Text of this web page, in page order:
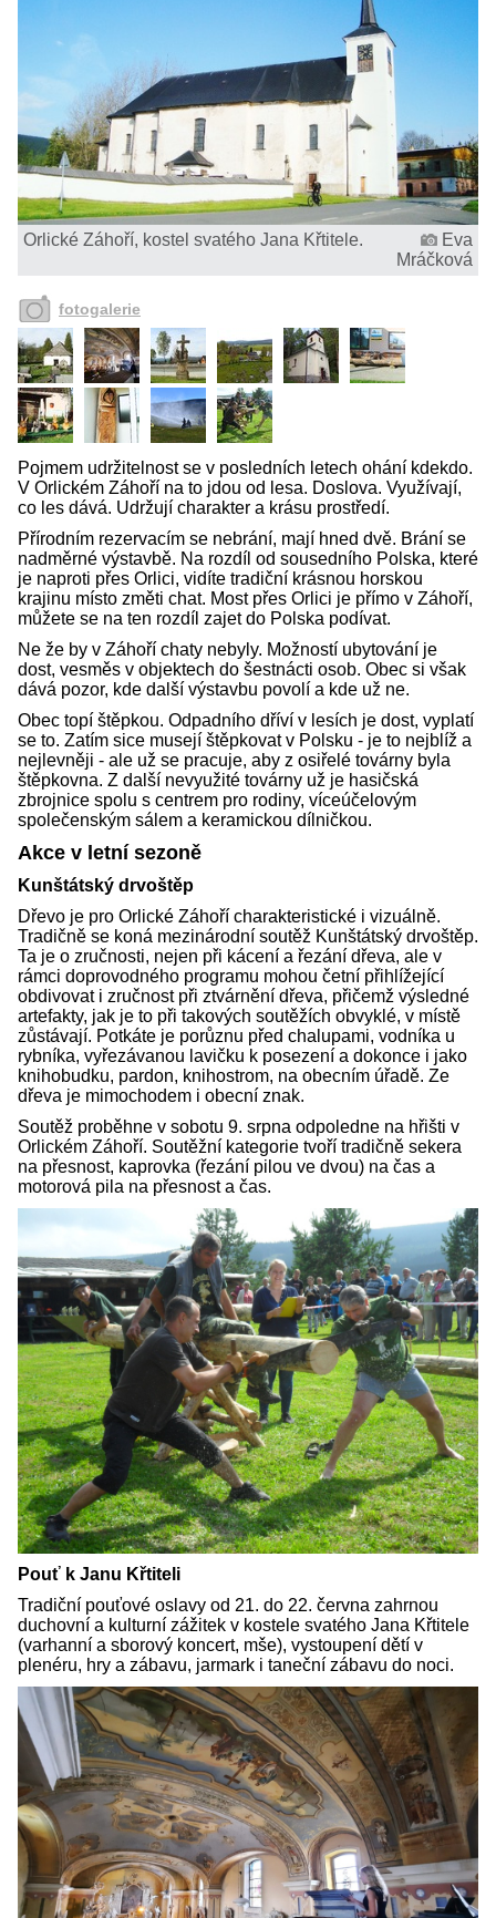
Orlické Záhoří, kostel svatého Jana Křtitele.
Eva
Mráčková
fotogalerie
Pojmem udržitelnost se v posledních letech ohání kdekdo.
V Orlickém Záhoří na to jdou od lesa. Doslova. Využívají,
co les dává. Udržují charakter a krásu prostředí.
Přírodním rezervacím se nebrání, mají hned dvě. Brání se
nadměrné výstavbě. Na rozdíl od sousedního Polska, které
je naproti přes Orlici, vidíte tradiční krásnou horskou
krajinu místo změti chat. Most přes Orlici je přímo v Záhoří,
můžete se na ten rozdíl zajet do Polska podívat.
Ne že by v Záhoří chaty nebyly. Možností ubytování je
dost, vesměs v objektech do šestnácti osob. Obec si však
dává pozor, kde další výstavbu povolí a kde už ne.
Obec topí štěpkou. Odpadního dříví v lesích je dost, vyplatí
se to. Zatím sice musejí štěpkovat v Polsku - je to nejblíž a
nejlevněji - ale už se pracuje, aby z osiřelé továrny byla
štěpkovna. Z další nevyužité továrny už je hasičská
zbrojnice spolu s centrem pro rodiny, víceúčelovým
společenským sálem a keramickou dílničkou.
Akce v letní sezoně
Kunštátský drvoštěp
Dřevo je pro Orlické Záhoří charakteristické i vizuálně.
Tradičně se koná mezinárodní soutěž Kunštátský drvoštěp.
Ta je o zručnosti, nejen při kácení a řezání dřeva, ale v
rámci doprovodného programu mohou četní přihlížející
obdivovat i zručnost při ztvárnění dřeva, přičemž výsledné
artefakty, jak je to při takových soutěžích obvyklé, v místě
zůstávají. Potkáte je porůznu před chalupami, vodníka u
rybníka, vyřezávanou lavičku k posezení a dokonce i jako
knihobudku, pardon, knihostrom, na obecním úřadě. Ze
dřeva je mimochodem i obecní znak.
Soutěž proběhne v sobotu 9. srpna odpoledne na hřišti v
Orlickém Záhoří. Soutěžní kategorie tvoří tradičně sekera
na přesnost, kaprovka (řezání pilou ve dvou) na čas a
motorová pila na přesnost a čas.
Pouť k Janu Křtiteli
Tradiční pouťové oslavy od 21. do 22. června zahrnou
duchovní a kulturní zážitek v kostele svatého Jana Křtitele
(varhanní a sborový koncert, mše), vystoupení dětí v
plenéru, hry a zábavu, jarmark i taneční zábavu do noci.